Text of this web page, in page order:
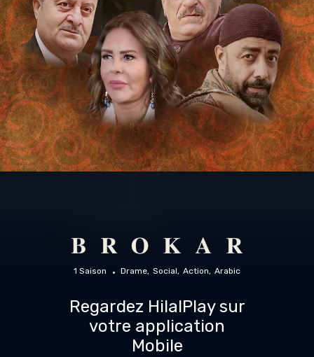
1 Saison Drame Social Action Arabic
Regardez HilalPlay sur
votre application
Mobile